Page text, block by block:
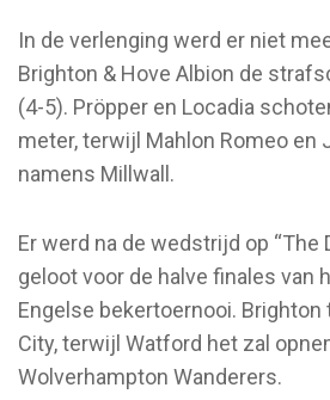
In de verlenging werd er niet
Brighton & Hove Albion de
(4-5). Pröpper en Locadia
meter, terwijl Mahlon Romeo en
namens Millwall.
Er werd na de wedstrijd op “The
geloot voor de halve finales van
Engelse bekertoernooi.
City, terwijl Watford het zal
Wolverhampton Wanderers.